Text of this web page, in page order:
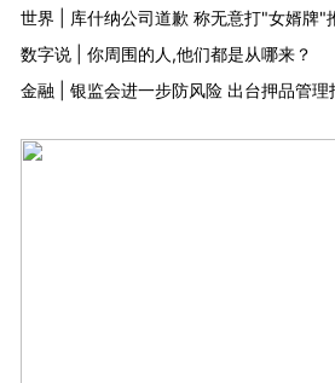
世界
库什纳公司道歉 称无意打"女婿牌"
数字说
你周围的人,他们都是从哪来？
金融
银监会进一步防风险 出台押品管理